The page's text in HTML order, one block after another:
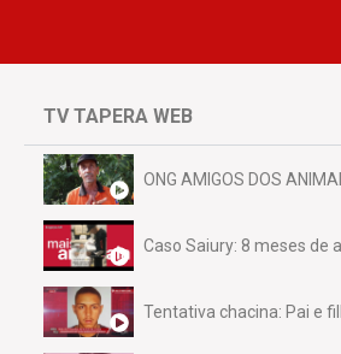
TV TAPERA WEB